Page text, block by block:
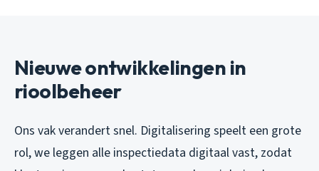
Nieuwe ontwikkelingen in
rioolbeheer
Ons vak verandert snel. Digitalisering speelt een grote
rol, we leggen alle inspectiedata digitaal vast, zodat